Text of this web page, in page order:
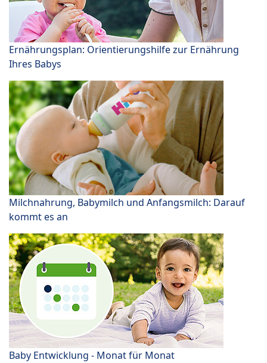
Ernährungsplan: Orientierungshilfe zur Ernährung
Ihres Babys
Milchnahrung, Babymilch und Anfangsmilch: Darauf
kommt es an
Baby Entwicklung - Monat für Monat